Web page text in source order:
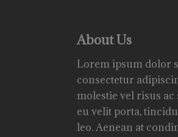
About Us
Lorem ipsum dolor
consectetur
molestie vel risus
eu velit porta,
leo. Aenean at